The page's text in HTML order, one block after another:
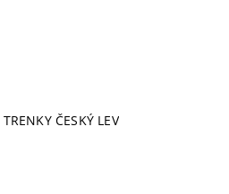
ČESKÝ LEV